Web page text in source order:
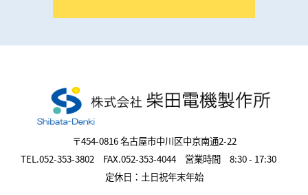
〒454-0816 名古屋市中川区中京南通2-22
TEL.052-353-3802 FAX.052-353-4044 営業時間 8:30 - 17:30
定休日：土日祝年末年始